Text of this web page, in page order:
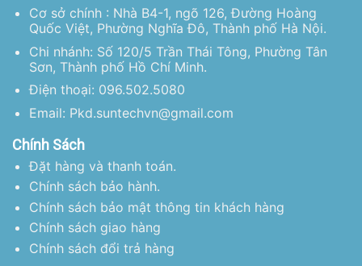
Cơ sở chính : Nhà B4-1, ngõ 126, Đường Hoàng
Quốc Việt, Phường Nghĩa Đô, Thành phố Hà Nội.
Chi nhánh: Số 120/5 Trần Thái Tông, Phường Tân
Sơn, Thành phố Hồ Chí Minh.
Điện thoại: 096.502.5080
Email: Pkd.suntechvn@gmail.com
Chính Sách
Đặt hàng và thanh toán.
Chính sách bảo hành.
Chính sách bảo mật thông tin khách hàng
Chính sách giao hàng
Chính sách đổi trả hàng